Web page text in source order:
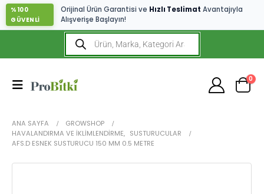
%100
GÜVENLİ
Orijinal Ürün Garantisi ve Hızlı Teslimat Avantajıyla
Alışverişe Başlayın!
0
ANA SAYFA
GROWSHOP
HAVALANDIRMA VE İKLIMLENDIRME, SUSTURUCULAR
AFS.D ESNEK SUSTURUCU 150 MM 0.5 METRE